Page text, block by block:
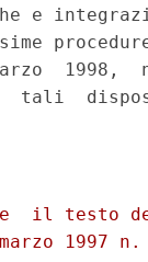
e
1998,
tali
il testo
1997 n.